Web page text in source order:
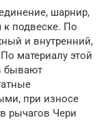
шарнир,
к подвеске. По
и внутренний,
материалу этой
бывают
при износе
рычагов Чери